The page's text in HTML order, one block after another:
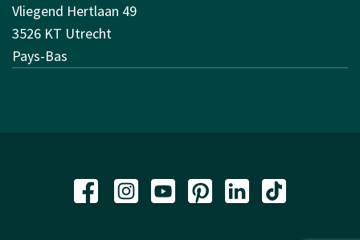
Vliegend Hertlaan 49
3526 KT Utrecht
Pays-Bas